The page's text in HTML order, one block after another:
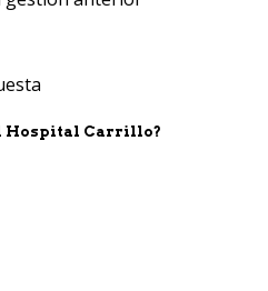
Hospital Carrillo?